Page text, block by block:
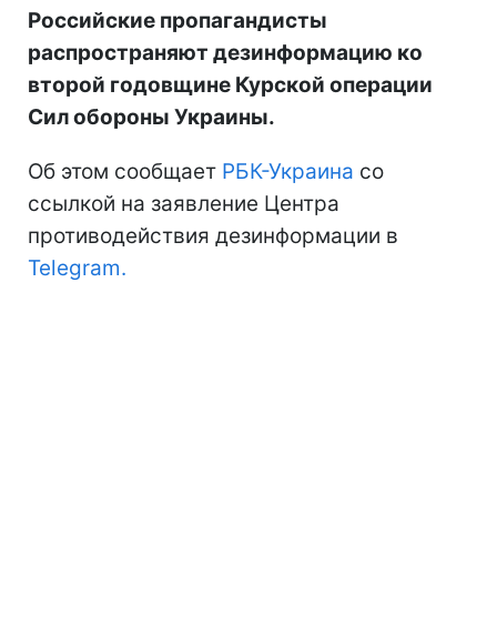
Российские пропагандисты
распространяют дезинформацию ко
второй годовщине Курской операции
Сил обороны Украины.
Об этом сообщает РБК-Украина со
ссылкой на заявление Центра
противодействия дезинформации в
Telegram.